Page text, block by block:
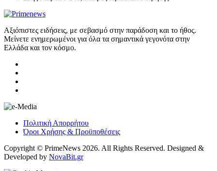
Αξιόπιστες ειδήσεις, με σεβασμό στην παράδοση και το ήθος.
Μείνετε ενημερωμένοι για όλα τα σημαντικά γεγονότα στην
Ελλάδα και τον κόσμο.
Πολιτική Απορρήτου
Όροι Χρήσης & Προϋποθέσεις
Copyright © PrimeNews 2026. All Rights Reserved. Designed &
Developed by NovaBit.gr